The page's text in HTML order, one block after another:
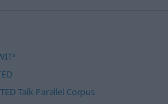
TED Talk Parallel Corpus